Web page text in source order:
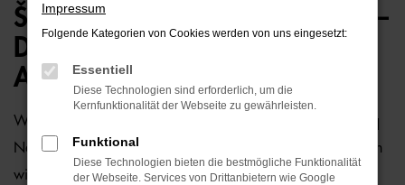
ŠKODA KODIAQ NEUWAGEN –
DIE ERSTKLASSIGE
ALTERNATIVE FÜR BERLIN
Wie wäre es, wenn Sie schon bald in einem Škoda Kodiaq
Neuwagen durch Berlin fahren? Zu teuer? Von wegen, denn
wir von der Auto-Familie Ostermaier erleichtern Ihnen den
Impressum
Folgende Kategorien von Cookies werden von uns eingesetzt:
Essentiell
Diese Technologien sind erforderlich, um die
Kernfunktionalität der Webseite zu gewährleisten.
Funktional
Diese Technologien bieten die bestmögliche Funktionalität
der Webseite. Services von Drittanbietern wie Google